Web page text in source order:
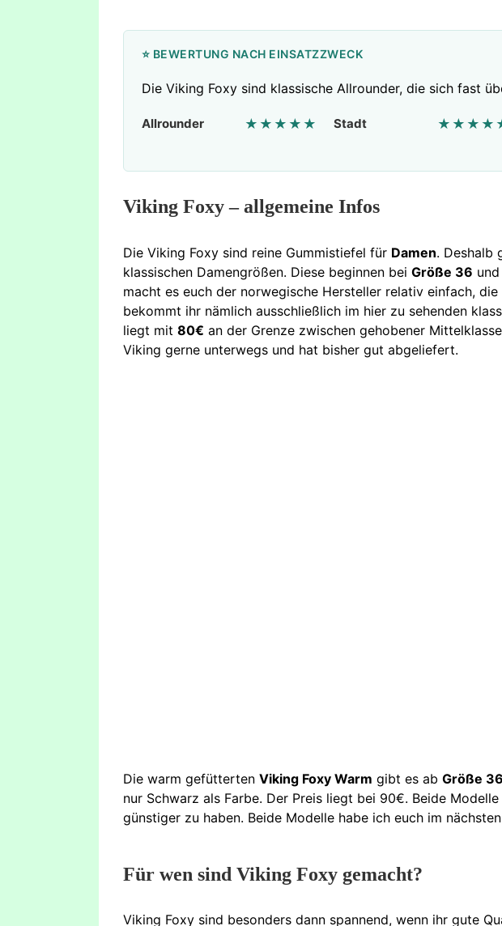
⭐ BEWERTUNG NACH EINSATZZWECK
Die Viking Foxy sind klassische Allrounder, die sich fast
Allrounder ★★★★★ Stadt
Viking Foxy – allgemeine Infos
Die Viking Foxy sind reine Gummistiefel für Damen. Deshalb
klassischen Damengrößen. Diese beginnen bei Größe 36
macht es euch der norwegische Hersteller relativ einfach,
bekommt ihr nämlich ausschließlich im hier zu sehenden
liegt mit 80€ an der Grenze zwischen gehobener
Viking gerne unterwegs und hat bisher gut abgeliefert.
Die warm gefütterten Viking Foxy Warm gibt es ab Größe 36
nur Schwarz als Farbe. Der Preis liegt bei 90€. Beide
günstiger zu haben. Beide Modelle habe ich euch im
Für wen sind Viking Foxy gemacht?
Viking Foxy sind besonders dann spannend, wenn ihr gute